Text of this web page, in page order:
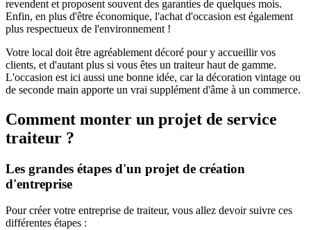
revendent et proposent souvent des garanties de quelques mois.
Enfin, en plus d'être économique, l'achat d'occasion est également
plus respectueux de l'environnement !
Votre local doit être agréablement décoré pour y accueillir vos
clients, et d'autant plus si vous êtes un traiteur haut de gamme.
L'occasion est ici aussi une bonne idée, car la décoration vintage ou
de seconde main apporte un vrai supplément d'âme à un commerce.
Comment monter un projet de service
traiteur ?
Les grandes étapes d'un projet de création
d'entreprise
Pour créer votre entreprise de traiteur, vous allez devoir suivre ces
différentes étapes :